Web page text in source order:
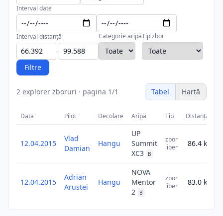
Interval date
Interval distanță
-
Categorie aripăTip zbor
Filtre
2 explorer zboruri · pagina 1/1 Tabel Hartă
Data Pilot Decolare Aripă Tip Distanța
12.04.2015
Vlad
Damian
Hangu
UP
Summit
XC3
B
zbor
liber
86.4 km
12.04.2015
Adrian
Arustei
Hangu
NOVA
Mentor
2
B
zbor
liber
83.0 km